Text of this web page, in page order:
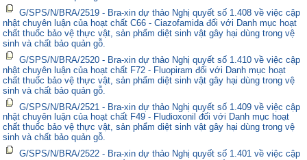
G/SPS/N/BRA/2519 - Bra-xin dự thảo Nghị quyết số 1.408 về việc cập
nhật chuyên luận của hoạt chất C66 - Ciazofamida đối với Danh mục hoạt
chất thuốc bảo vệ thực vật, sản phẩm diệt sinh vật gây hại dùng trong vệ
sinh và chất bảo quản gỗ.
G/SPS/N/BRA/2520 - Bra-xin dự thảo Nghị quyết số 1.410 về việc cập
nhật chuyên luận của hoạt chất F72 - Fluopiram đối với Danh mục hoạt
chất thuốc bảo vệ thực vật, sản phẩm diệt sinh vật gây hại dùng trong vệ
sinh và chất bảo quản gỗ.
G/SPS/N/BRA/2521 - Bra-xin dự thảo Nghị quyết số 1.409 về việc cập
nhật chuyên luận của hoạt chất F49 - Fludioxonil đối với Danh mục hoạt
chất thuốc bảo vệ thực vật, sản phẩm diệt sinh vật gây hại dùng trong vệ
sinh và chất bảo quản gỗ.
G/SPS/N/BRA/2522 - Bra-xin dự thảo Nghị quyết số 1.401 về việc cập